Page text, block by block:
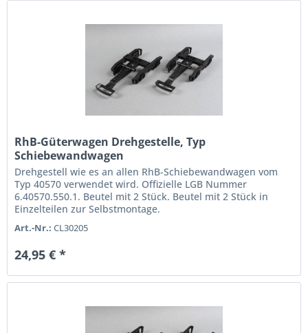
RhB-Güterwagen Drehgestelle, Typ
Schiebewandwagen
Drehgestell wie es an allen RhB-Schiebewandwagen vom
Typ 40570 verwendet wird. Offizielle LGB Nummer
6.40570.550.1. Beutel mit 2 Stück. Beutel mit 2 Stück in
Einzelteilen zur Selbstmontage.
Art.-Nr.: CL30205
24,95 € *